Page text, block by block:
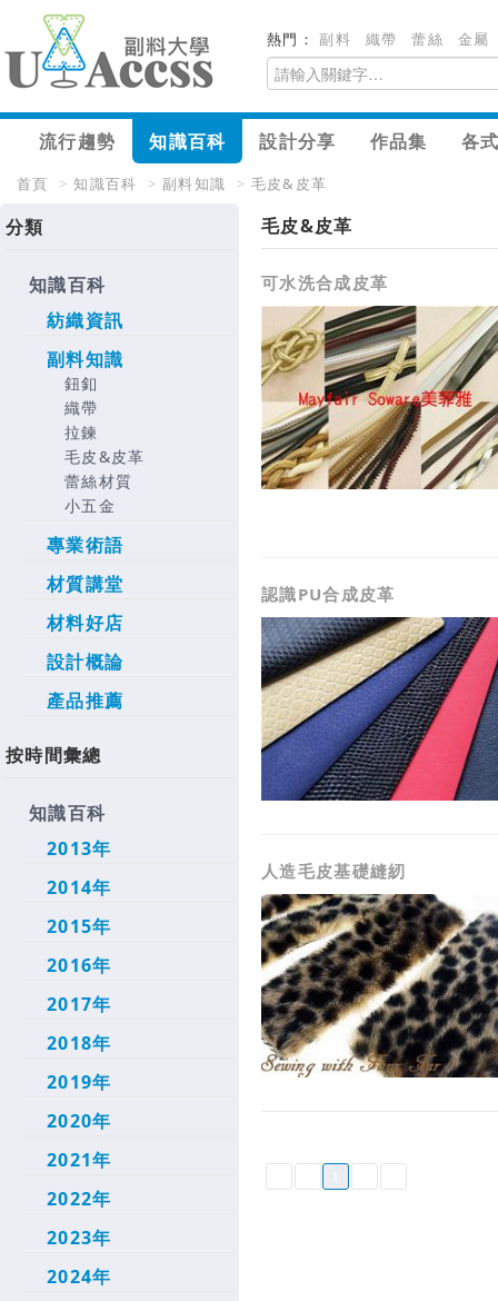
熱門：副料 織帶 蕾絲 金屬
流行趨勢 知識百科 設計分享 作品集 各
首頁 > 知識百科 > 副料知識 > 毛皮&皮革
分類
知識百科
紡織資訊
副料知識
鈕釦
織帶
拉鍊
毛皮&皮革
蕾絲材質
小五金
專業術語
材質講堂
材料好店
設計概論
產品推薦
按時間彙總
知識百科
2013年
2014年
2015年
2016年
2017年
2018年
2019年
2020年
2021年
2022年
2023年
2024年
毛皮&皮革
可水洗合成皮革
認識PU合成皮革
人造毛皮基礎縫紉